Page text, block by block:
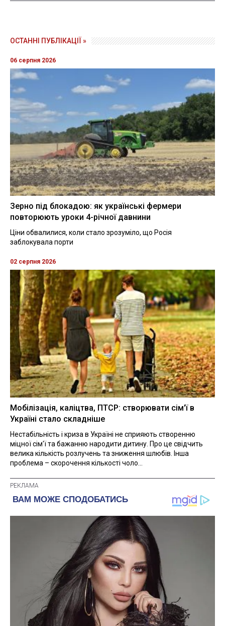
ОСТАННІ ПУБЛІКАЦІЇ »
06 серпня 2026
Зерно під блокадою: як українські фермери
повторюють уроки 4-річної давнини
Ціни обвалилися, коли стало зрозуміло, що Росія
заблокувала порти
02 серпня 2026
Мобілізація, каліцтва, ПТСР: створювати сім'ї в
Україні стало складніше
Нестабільність і криза в Україні не сприяють створенню
міцної сім'ї та бажанню народити дитину. Про це свідчить
велика кількість розлучень та зниження шлюбів. Інша
проблема – скорочення кількості чоло...